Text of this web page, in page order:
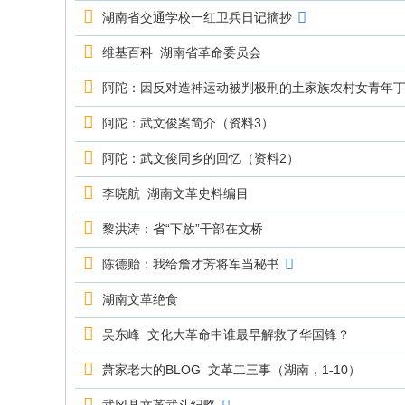
究
湖南省交通学校一红卫兵日记摘抄
维基百科 湖南省革命委员会
阿陀：因反对造神运动被判极刑的土家族农村女青年
阿陀：武文俊案简介（资料3）
阿陀：武文俊同乡的回忆（资料2）
李晓航 湖南文革史料编目
黎洪涛：省“下放”干部在文桥
陈德贻：我给詹才芳将军当秘书
湖南文革绝食
吴东峰 文化大革命中谁最早解救了华国锋？
萧家老大的BLOG 文革二三事（湖南，1-10）